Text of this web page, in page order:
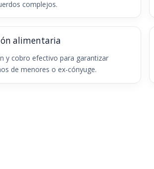
complejos.
alimentaria
y cobro efectivo para garantizar
de menores o ex-cónyuge.